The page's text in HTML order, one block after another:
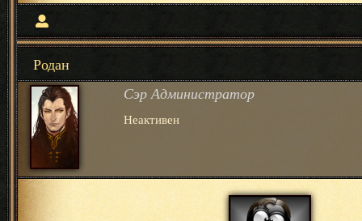
Родан
Сэр Администратор
Неактивен